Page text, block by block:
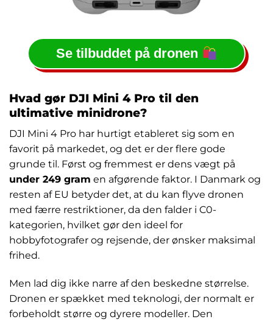
Se tilbuddet på dronen
Hvad gør DJI Mini 4 Pro til den
ultimative minidrone?
DJI Mini 4 Pro har hurtigt etableret sig som en
favorit på markedet, og det er der flere gode
grunde til. Først og fremmest er dens vægt på
under 249 gram en afgørende faktor. I Danmark og
resten af EU betyder det, at du kan flyve dronen
med færre restriktioner, da den falder i C0-
kategorien, hvilket gør den ideel for
hobbyfotografer og rejsende, der ønsker maksimal
frihed.
Men lad dig ikke narre af den beskedne størrelse.
Dronen er spækket med teknologi, der normalt er
forbeholdt større og dyrere modeller. Den